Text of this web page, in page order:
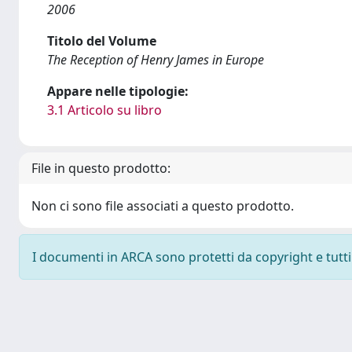
2006
Titolo del Volume
The Reception of Henry James in Europe
Appare nelle tipologie:
3.1 Articolo su libro
File in questo prodotto:
Non ci sono file associati a questo prodotto.
I documenti in ARCA sono protetti da copyright e